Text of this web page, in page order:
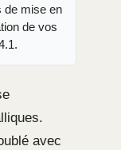
de mise en
de vos
avec